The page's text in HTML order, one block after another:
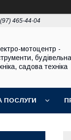
465-44-04
мотоцентр -
будівельна
садова техніка
ПОСЛУГИ